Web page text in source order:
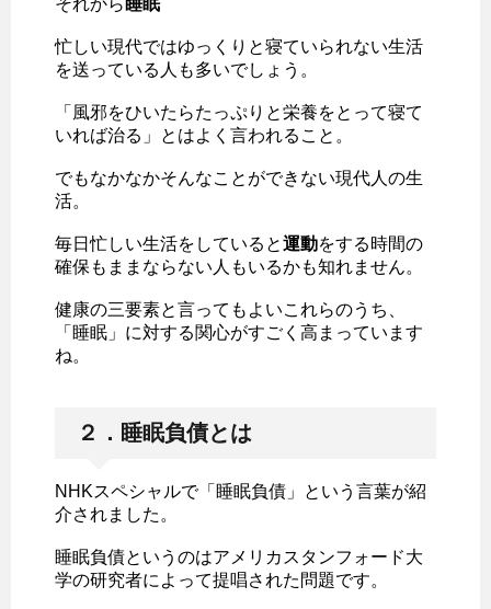
それから 睡眠
忙しい現代ではゆっくりと寝ていられない生活
を送っている人も多いでしょう。
「風邪をひいたらたっぷりと栄養をとって寝て
いれば治る」とはよく言われること。
でもなかなかそんなことができない現代人の生
活。
毎日忙しい生活をしていると運動をする時間の
確保もままならない人もいるかも知れません。
健康の三要素と言ってもよいこれらのうち、
「睡眠」に対する関心がすごく高まっています
ね。
２．睡眠負債とは
NHKスペシャルで「睡眠負債」という言葉が紹
介されました。
睡眠負債というのはアメリカスタンフォード大
学の研究者によって提唱された問題です。